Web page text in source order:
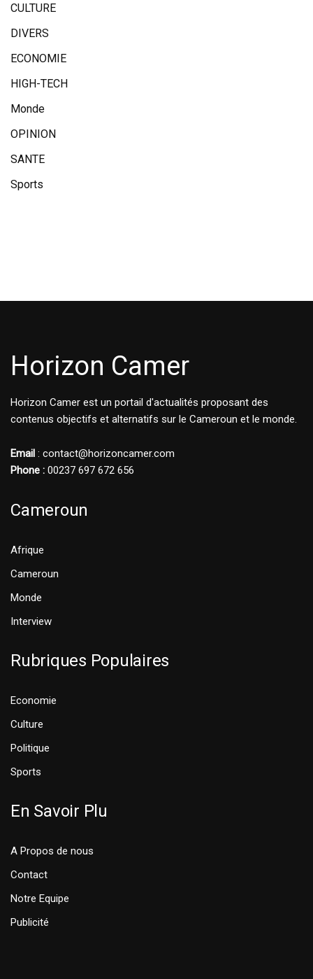
CULTURE
DIVERS
ECONOMIE
HIGH-TECH
Monde
OPINION
SANTE
Sports
Horizon Camer
Horizon Camer est un portail d'actualités proposant des
contenus objectifs et alternatifs sur le Cameroun et le monde.
Email : contact@horizoncamer.com
Phone : 00237 697 672 656
Cameroun
Afrique
Cameroun
Monde
Interview
Rubriques Populaires
Economie
Culture
Politique
Sports
En Savoir Plu
A Propos de nous
Contact
Notre Equipe
Publicité